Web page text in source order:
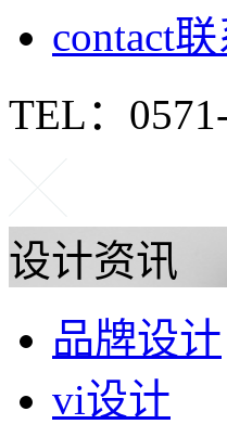
contact联
TEL：
设计资讯
品牌设计
vi设计